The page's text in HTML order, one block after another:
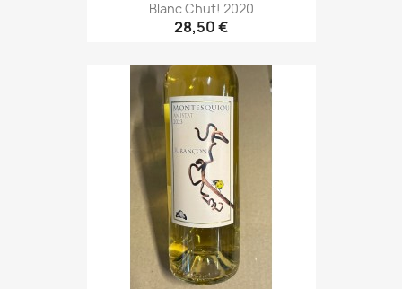
Blanc Chut! 2020
28,50 €